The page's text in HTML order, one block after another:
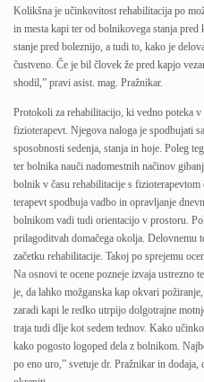
Kolikšna je učinkovitost rehabilitacija po
in mesta kapi ter od bolnikovega stanja
stanje pred boleznijo, a tudi to, kako je
čustveno. Če je bil človek že pred kapjo
shodil,” pravi asist. mag. Pražnikar.
Protokoli za rehabilitacijo, ki vedno poteka
fizioterapevt. Njegova naloga je spodbujati
sposobnosti sedenja, stanja in hoje. Poleg
ter bolnika nauči nadomestnih načinov
bolnik v času rehabilitacije s
terapevt spodbuja vadbo in opravljanje
bolnikom vadi tudi orientacijo v prostoru.
prilagoditvah domačega okolja. Delovnemu
začetku rehabilitacije. Takoj po sprejemu
Na osnovi te ocene pozneje izvaja ustrezno
je, da lahko možganska kap okvari
zaradi kapi le redko utrpijo dolgotrajne
traja tudi dlje kot sedem tednov. Kako
kako pogosto logoped dela z bolnikom.
po eno uro,” svetuje dr. Pražnikar in